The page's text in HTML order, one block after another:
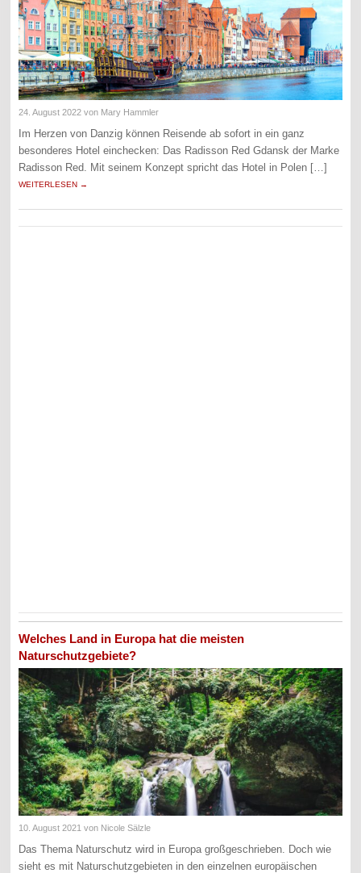
24. August 2022 von Mary Hammler
Im Herzen von Danzig können Reisende ab sofort in ein ganz
besonderes Hotel einchecken: Das Radisson Red Gdansk der Marke
Radisson Red. Mit seinem Konzept spricht das Hotel in Polen […]
WEITERLESEN →
Welches Land in Europa hat die meisten
Naturschutzgebiete?
10. August 2021 von Nicole Sälzle
Das Thema Naturschutz wird in Europa großgeschrieben. Doch wie
sieht es mit Naturschutzgebieten in den einzelnen europäischen